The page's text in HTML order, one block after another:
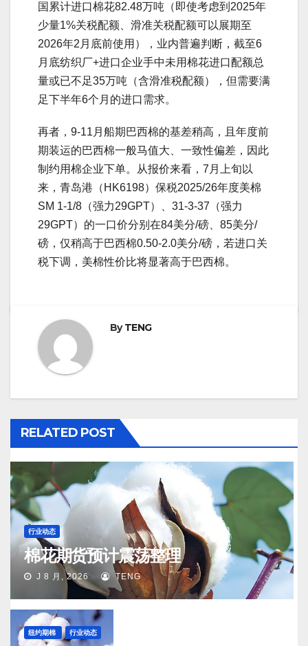
国累计进口棉花82.48万吨（即使考虑到2025年
少量1%关税配额、滑准关税配额可以展期至
2026年2月底前使用），业内普遍判断，截至6
月底纺织厂+进口企业手中未用棉花进口配额总
量或已不足35万吨（含滑准税配额），但需要满
足下半年6个月的进口需求。
再者，9-11月船期巴西棉的基差稍高，且年度前
期装运的巴西棉一般马值大、一致性偏差，因此
制约用棉企业下单。从报价来看，7月上旬以
来，青岛港（HK6198）保税2025/26年度美棉
SM 1-1/8（强力29GPT）、31-3-37（强力
29GPT）的一口价分别在84美分/磅、85美分/
磅，仅稍高于巴西棉0.50-2.0美分/磅，若进口关
税下调，美棉性价比将显著高于巴西棉。
ByTENG
RELATED POST
行业动态
棉花期货预计震荡整理
J 8 月, 2026 TENG
纽约期棉 行业动态